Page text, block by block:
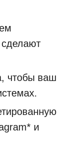
чтобы ваш
и